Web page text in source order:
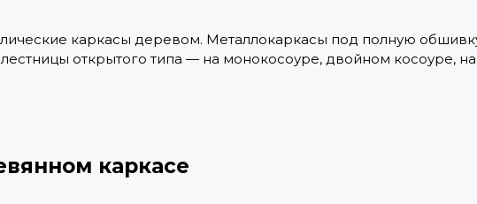
каркасы деревом. Металлокаркасы под полную
открытого типа — на монокосоуре, двойном косоуре,
каркасе